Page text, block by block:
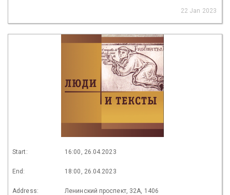
22 Jan 2023
Start: 16:00, 26.04.2023
End: 18:00, 26.04.2023
Address: Ленинский проспект, 32А, 1406